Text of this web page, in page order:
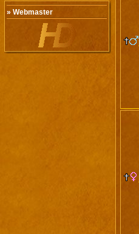
» Webmaster